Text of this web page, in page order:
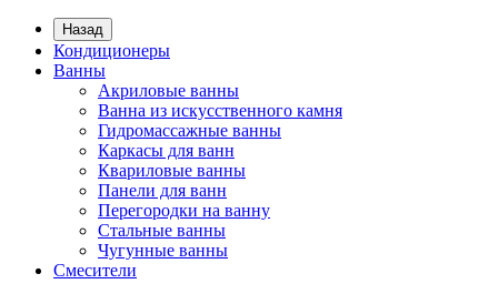
Назад
Кондиционеры
Ванны
Акриловые ванны
Ванна из искусственного камня
Гидромассажные ванны
Каркасы для ванн
Квариловые ванны
Панели для ванн
Перегородки на ванну
Стальные ванны
Чугунные ванны
Смесители